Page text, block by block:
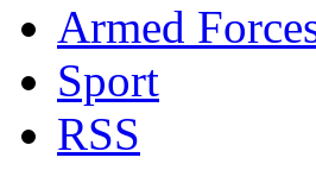
Armed
Sport
RSS